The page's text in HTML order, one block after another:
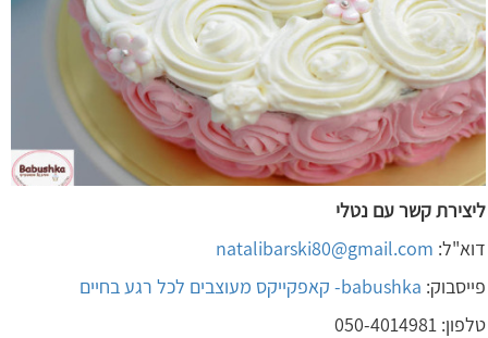
ליצירת קשר עם נטלי
דוא"ל: natalibarski80@gmail.com
פייסבוק: babushka- קאפקייקס מעוצבים לכל רגע בחיים
טלפון: 050-4014981